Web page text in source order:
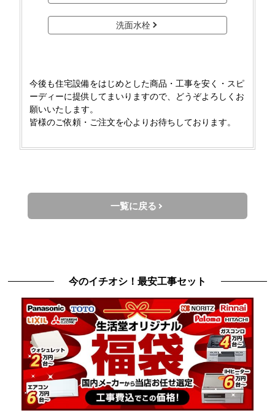
洗面水栓
今後も住宅設備をはじめとした商品・工事を安く・スピ
ーディーに提供してまいりますので、どうぞよろしくお
願いいたします。
皆様のご依頼・ご注文を心よりお待ちしております。
一覧に戻る
今のイチオシ！最安工事セット